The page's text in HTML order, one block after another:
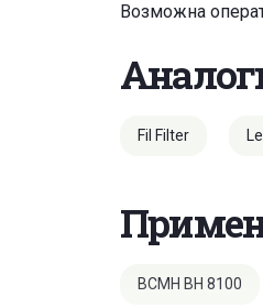
Возможна
Fil Filter
BCMH BH 8100